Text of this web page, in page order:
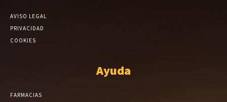
AVISO LEGAL
PRIVACIDAD
COOKIES
Ayuda
FARMACIAS